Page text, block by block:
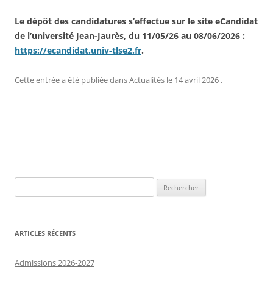
Le dépôt des candidatures s’effectue sur le site eCandidat
de l’université Jean-Jaurès, du 11/05/26 au 08/06/2026 :
https://ecandidat.univ-tlse2.fr.
Cette entrée a été publiée dansActualités le 14 avril 2026 .
ARTICLES RÉCENTS
Admissions 2026-2027